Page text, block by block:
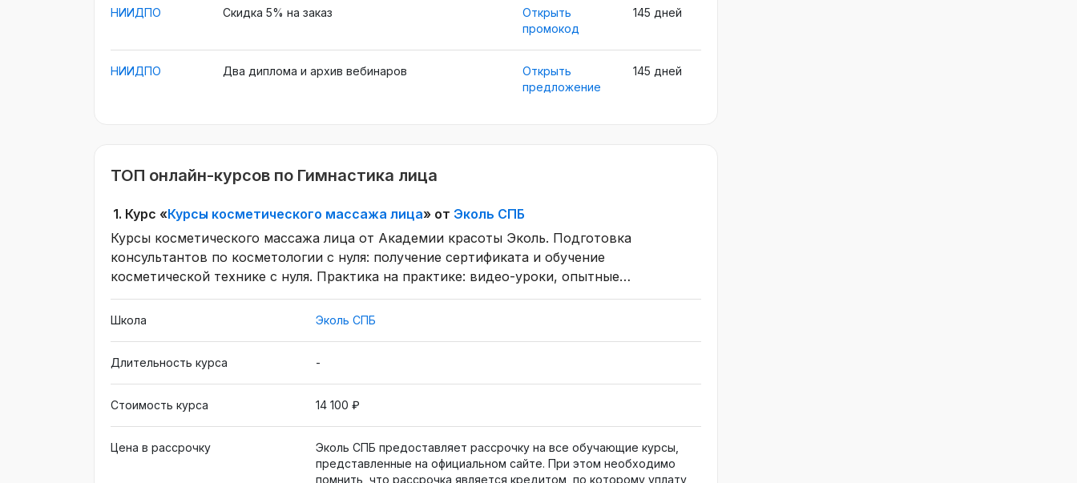
НИИДПО Скидка 5% на заказ
Открыть
промокод
145 дней
НИИДПО Два диплома и архив вебинаров
Открыть
предложение
145 дней
ТОП онлайн-курсов по Гимнастика лица
1. Курс «Курсы косметического массажа лица» от Эколь СПБ
Курсы косметического массажа лица от Академии красоты Эколь. Подготовка
консультантов по косметологии с нуля: получение сертификата и обучение
косметической технике с нуля. Практика на практике: видео-уроки, опытные
преподаватели, авторский курс. Обучение с авторским сертификатом.
Школа Эколь СПБ
Длительность курса -
Стоимость курса 14 100 ₽
Цена в рассрочку
Эколь СПБ предоставляет рассрочку на все обучающие курсы,
представленные на официальном сайте. При этом необходимо
помнить, что рассрочка является кредитом, по которому уплату